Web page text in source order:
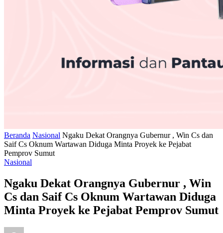
Beranda Nasional Ngaku Dekat Orangnya Gubernur , Win Cs dan
Saif Cs Oknum Wartawan Diduga Minta Proyek ke Pejabat
Pemprov Sumut
Nasional
Ngaku Dekat Orangnya Gubernur , Win
Cs dan Saif Cs Oknum Wartawan Diduga
Minta Proyek ke Pejabat Pemprov Sumut